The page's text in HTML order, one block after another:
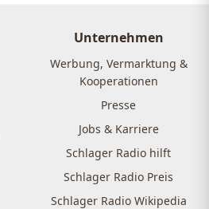
Unternehmen
Werbung, Vermarktung &
Kooperationen
Presse
Jobs & Karriere
Schlager Radio hilft
Schlager Radio Preis
Schlager Radio Wikipedia